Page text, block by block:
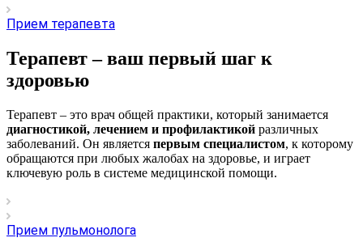
Прием терапевта
Терапевт – ваш первый шаг к
здоровью
Терапевт – это врач общей практики, который занимается
диагностикой, лечением и профилактикой различных
заболеваний. Он является первым специалистом, к которому
обращаются при любых жалобах на здоровье, и играет
ключевую роль в системе медицинской помощи.
Прием пульмонолога